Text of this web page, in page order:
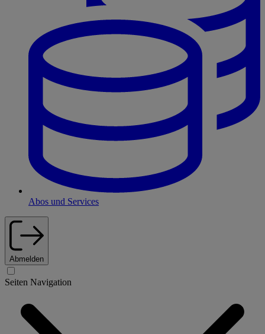
Abos und Services
Abmelden
Seiten Navigation